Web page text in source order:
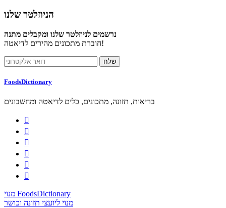
הניוזלטר שלנו
נרשמים לניוזלטר שלנו ומקבלים מתנה
חוברת מתכונים מהירים לדיאטה!
FoodsDictionary
בריאות, תזונה, מתכונים, כלים לדיאטה ומחשבונים






מנוי FoodsDictionary
מנוי ליועצי תזונה וכושר